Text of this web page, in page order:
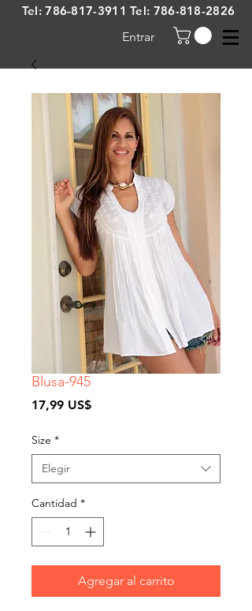
Entrar
Tel:786-817-3911 Tel: 786-818-2826
Blusa-945
17,99 US$Precio
Size *
Elegir
Cantidad *
Agregar al carrito